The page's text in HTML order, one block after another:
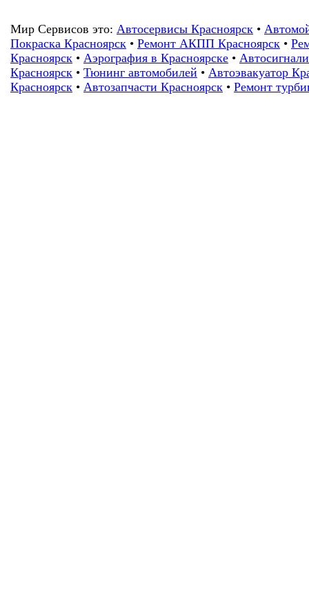
Мир Сервисов это: Автосервисы Красноярск •
Покраска Красноярск • Ремонт АКПП Красноярск •
Красноярск • Аэрография в Красноярске •
Красноярск • Тюнинг автомобилей • Автоэвакуатор
Красноярск • Автозапчасти Красноярск • Ремонт